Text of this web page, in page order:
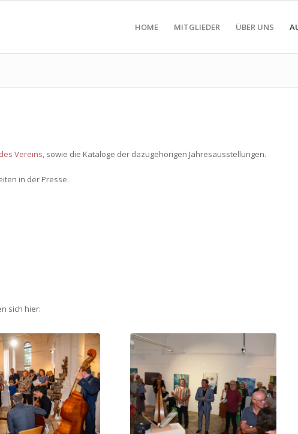
HOME MITGLIEDER ÜBER UNS
Vereins, sowie die Kataloge der dazugehörigen Jahresausstellungen.
in der Presse.
sich hier: